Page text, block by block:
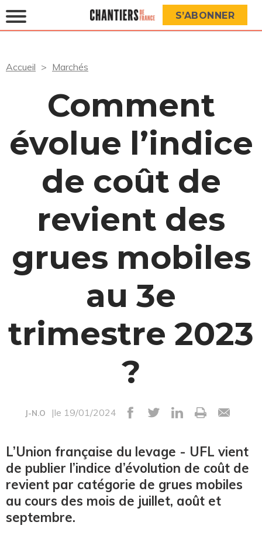
S’ABONNER
Accueil Marchés
Comment
évolue l’indice
de coût de
revient des
grues mobiles
au 3e
trimestre 2023
?
J-N.O |le 19/01/2024
L’Union française du levage - UFL vient
de publier l’indice d’évolution de coût de
revient par catégorie de grues mobiles
au cours des mois de juillet, août et
septembre.